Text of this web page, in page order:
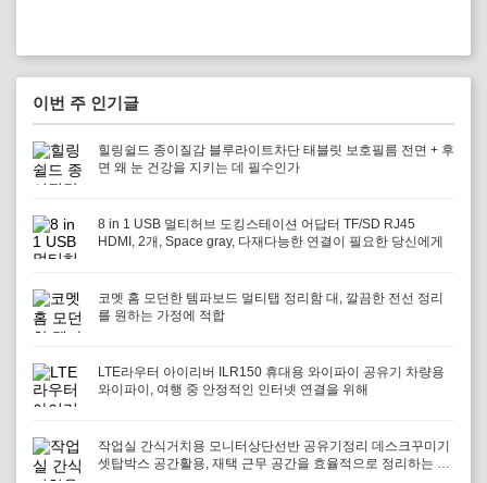
이번 주 인기글
힐링쉴드 종이질감 블루라이트차단 태블릿 보호필름 전면 + 후
면 왜 눈 건강을 지키는 데 필수인가
8 in 1 USB 멀티허브 도킹스테이션 어답터 TF/SD RJ45
HDMI, 2개, Space gray, 다재다능한 연결이 필요한 당신에게
코멧 홈 모던한 템파보드 멀티탭 정리함 대, 깔끔한 전선 정리
를 원하는 가정에 적합
LTE라우터 아이리버 ILR150 휴대용 와이파이 공유기 차량용
와이파이, 여행 중 안정적인 인터넷 연결을 위해
작업실 간식거치용 모니터상단선반 공유기정리 데스크꾸미기
셋탑박스 공간활용, 재택 근무 공간을 효율적으로 정리하는 방